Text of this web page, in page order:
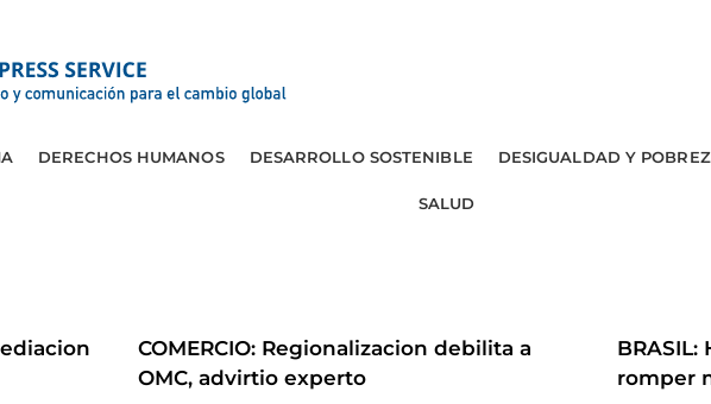
DERECHOS HUMANOS DESARROLLO SOSTENIBLE DESIGUALDAD Y
SALUD
COMERCIO: Regionalizacion debilita a
OMC, advirtio experto
romper